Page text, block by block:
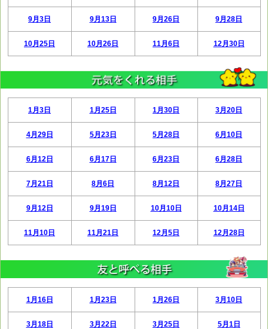
9月3日 9月13日 9月26日 9月28日
10月25日 10月26日 11月6日 12月30日
1月3日 1月25日 1月30日 3月20日
4月29日 5月23日 5月28日 6月10日
6月12日 6月17日 6月23日 6月28日
7月21日 8月6日 8月12日 8月27日
9月12日 9月19日 10月10日 10月14日
11月10日 11月21日 12月5日 12月28日
1月16日 1月23日 1月26日 3月10日
3月18日 3月22日 3月25日 5月1日